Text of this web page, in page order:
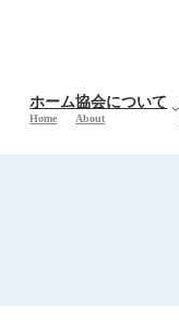
ホーム
Home
協会について
About